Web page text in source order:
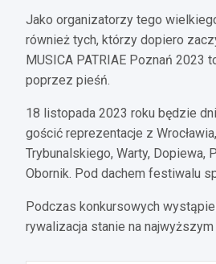
Jako organizatorzy tego
również tych, którzy dopiero
MUSICA PATRIAE Poznań
poprzez pieśń.
18 listopada 2023 roku będzie
gościć reprezentacje z
Trybunalskiego, Warty, Dopiewa,
Obornik. Pod dachem festiwalu
Podczas konkursowych
rywalizacja stanie na